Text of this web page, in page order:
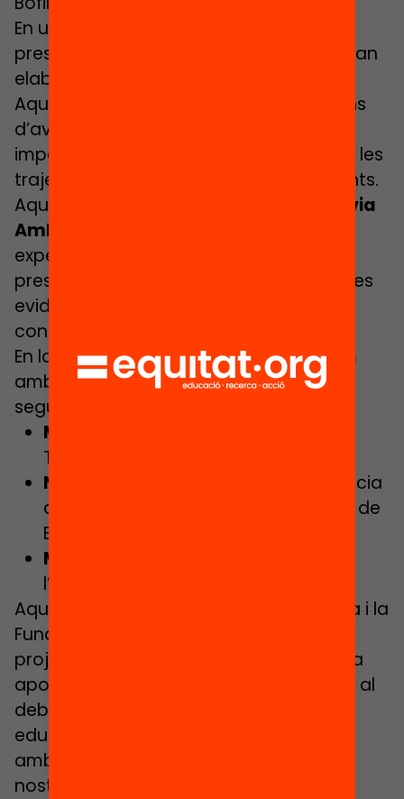
En una primera part de l’acte, es
presentarà la revisió d’evidències que han
elaborat Sandra Escapa i Albert Julià.
Aquest informe sintetitza les conclusions
d’avaluacions internacionals sobre els
impactes de la orientació educativa en les
trajectòries acadèmiques dels estudiants.
Aquest informe serà contrastat per
Sílvia
Amblàs
experta en la matèria tractada), qui
presentarà les claus per aterrar aquestes
evidències i àmbits de millora al nostre
context.
En la segona part de l’acte, comptarem
amb una taula rodona formada pels
següents professionals:
Manel Merino
Torre Roja (Viladecans).
Neus Gómez
, assessora de la Gerència
de Serveis Educatius de la Diputació de
Barcelona.
M. Carmen Olaya
l’Associació SaóPrat.
Aquest debat està organitzat per Ivàlua i la
Fundació Jaume Bofill en el marc del
projecte Què Funciona en Educació, una
aposta per aportar evidència científica al
debat sobre la política i la pràctica
educativa, connectant el rigor analític
amb els reptes educatius plantejats al
nostre país.